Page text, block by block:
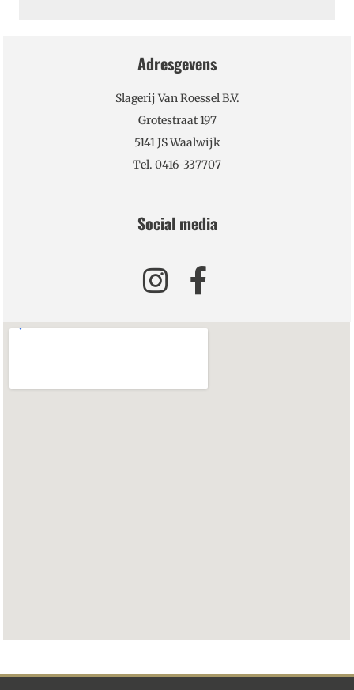
Adresgevens
Slagerij Van Roessel B.V.
Grotestraat 197
5141 JS Waalwijk
Tel. 0416-337707
Social media